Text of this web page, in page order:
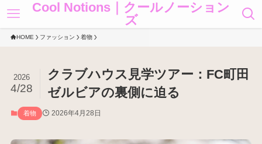
Cool Notions｜クールノーション
ズ
HOME ファッション 着物
クラブハウス見学ツアー：FC町田
ゼルビアの裏側に迫る
2026
4/28
着物 2026年4月28日